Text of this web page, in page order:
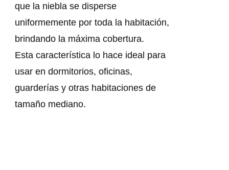
que la niebla se disperse
uniformemente por toda la habitación,
brindando la máxima cobertura.
Esta característica lo hace ideal para
usar en dormitorios, oficinas,
guarderías y otras habitaciones de
tamaño mediano.